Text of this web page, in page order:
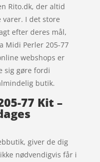
Rito.dk, der altid
I det store
efter deres mål,
Midi Perler 205-77
webshops er
sig gøre fordi
butik.
77 Kit –
giver de dig
nødvendigvis får i